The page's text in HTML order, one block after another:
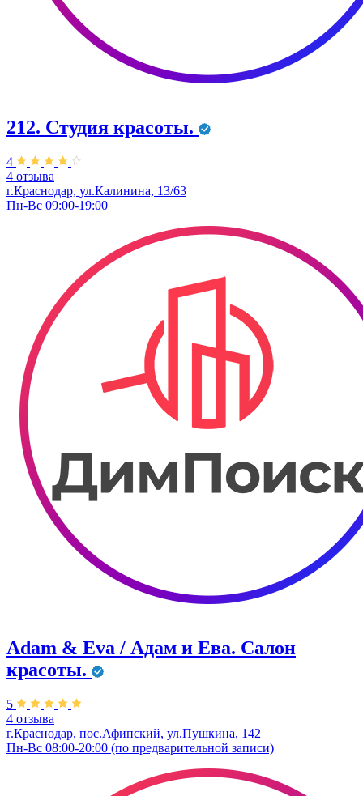
212. Студия красоты.
4
4 отзыва
г.Краснодар, ул.Калинина, 13/63
Пн-Вс 09:00-19:00
Adam & Eva / Адам и Ева. Салон
красоты.
5
4 отзыва
г.Краснодар, пос.Афипский, ул.Пушкина, 142
Пн-Вс 08:00-20:00 (по предварительной записи)